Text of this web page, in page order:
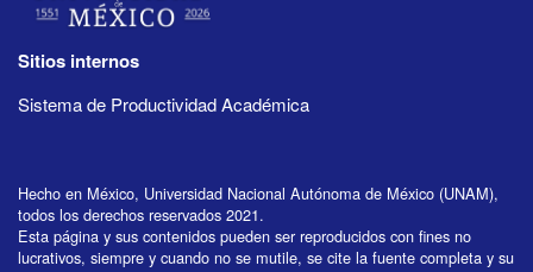
Sitios internos
Sistema de Productividad Académica
Hecho en México, Universidad Nacional Autónoma de México (UNAM),
todos los derechos reservados 2021.
Esta página y sus contenidos pueden ser reproducidos con fines no
lucrativos, siempre y cuando no se mutile, se cite la fuente completa y su